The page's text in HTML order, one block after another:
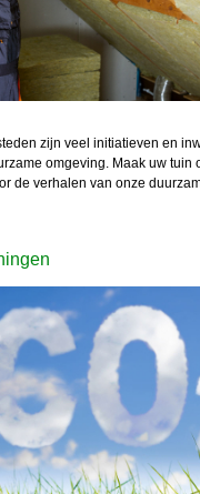
zijn veel initiatieven en
omgeving. Maak uw tuin
de verhalen van onze